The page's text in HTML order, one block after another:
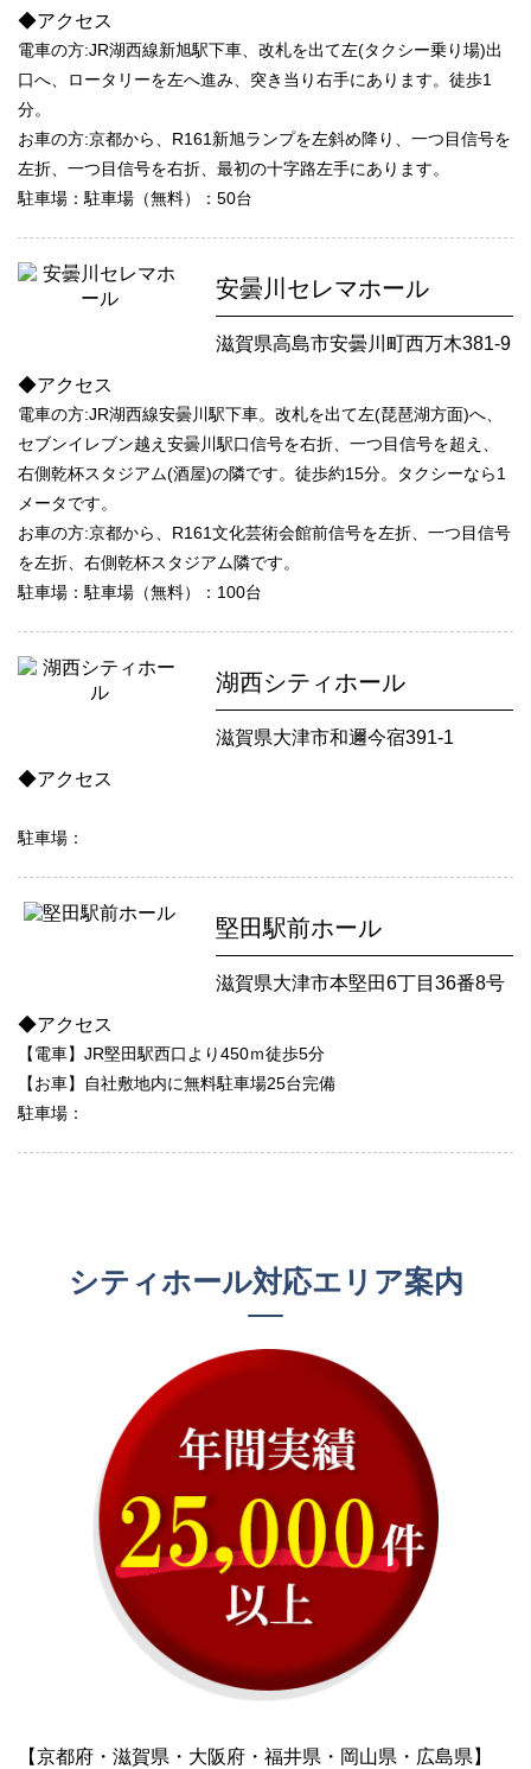
◆アクセス
電車の方:JR湖西線新旭駅下車、改札を出て左(タクシー乗り場)出
口へ、ロータリーを左へ進み、突き当り右手にあります。徒歩1
分。
お車の方:京都から、R161新旭ランプを左斜め降り、一つ目信号を
左折、一つ目信号を右折、最初の十字路左手にあります。
駐車場：駐車場（無料）：50台
安曇川セレマホール
滋賀県高島市安曇川町西万木381-9
◆アクセス
電車の方:JR湖西線安曇川駅下車。改札を出て左(琵琶湖方面)へ、
セブンイレブン越え安曇川駅口信号を右折、一つ目信号を超え、
右側乾杯スタジアム(酒屋)の隣です。徒歩約15分。タクシーなら1
メータです。
お車の方:京都から、R161文化芸術会館前信号を左折、一つ目信号
を左折、右側乾杯スタジアム隣です。
駐車場：駐車場（無料）：100台
湖西シティホール
滋賀県大津市和邇今宿391-1
◆アクセス
駐車場：
堅田駅前ホール
滋賀県大津市本堅田6丁目36番8号
◆アクセス
【電車】JR堅田駅西口より450ｍ徒歩5分
【お車】自社敷地内に無料駐車場25台完備
駐車場：
シティホール対応エリア案内
【京都府・滋賀県・大阪府・福井県・岡山県・広島県】